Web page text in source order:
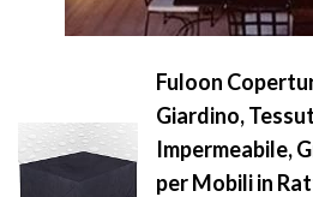
Fuloon
Giardino,
Impermeabile,
per Mobili in